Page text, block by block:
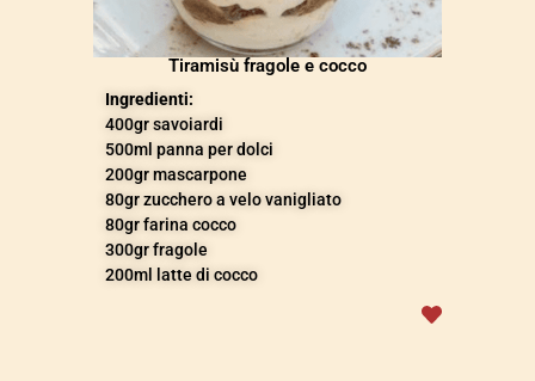
Tiramisù fragole e cocco
Ingredienti:
400grsavoiardi
500ml panna per dolci
200grmascarpone
80grzucchero a velo vanigliato
80gr farina cocco
300grfragole
200ml
latte di cocco